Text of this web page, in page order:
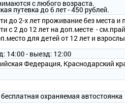
прикроватные тумбочки,
DVD-проигрыватель, 2
паркет.
фен, набор туалетных
с любого возраста.
путевка до 6 лет - 450 рублей.
до 2-х лет проживание без места
с 2 до 12 лет на доп.месте -
для детей от 12 лет и
14:00 - выезд: 12:00
Федерация, Краснодарский
бесплатная охраняемая автостоянка